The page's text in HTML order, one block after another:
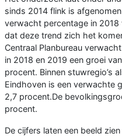
sinds 2014 flink is
verwacht percentage in
dat deze trend zich het
Centraal Planbureau
in 2018 en 2019 een groei
procent. Binnen stuwregio’s
Eindhoven is een verwachte
2,7 procent.De
procent.
De cijfers laten een beeld